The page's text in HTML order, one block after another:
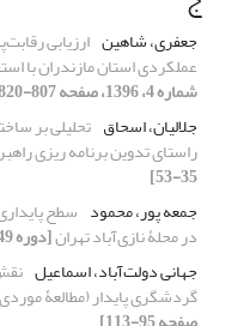
جعفری، شاهین ارزیابی
عملکردی استان مازندران با
شماره 4، 1396، صفحه 807-820]
جلالیان، اسحاق تحلیلی بر
راستای تدوین برنامه ریزی
35-53]
جمعه پور، محمود سطح
در محلۀ نازی‌آباد تهران[دوره 49، شماره 2، 1396، صفحه 411-425]
جهانی دولت‌آباد، اسماعیل
گردشگری پایدار (مطالعۀ